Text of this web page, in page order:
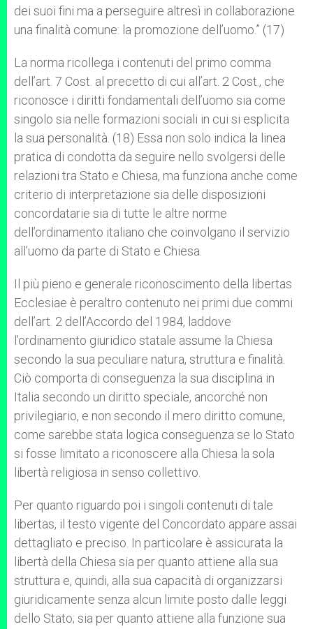
dei suoi fini ma a perseguire altresì in collaborazione
una finalità comune: la promozione dell’uomo.” (17)
La norma ricollega i contenuti del primo comma
dell’art. 7 Cost. al precetto di cui all’art. 2 Cost., che
riconosce i diritti fondamentali dell’uomo sia come
singolo sia nelle formazioni sociali in cui si esplicita
la sua personalità. (18) Essa non solo indica la linea
pratica di condotta da seguire nello svolgersi delle
relazioni tra Stato e Chiesa, ma funziona anche come
criterio di interpretazione sia delle disposizioni
concordatarie sia di tutte le altre norme
dell’ordinamento italiano che coinvolgano il servizio
all’uomo da parte di Stato e Chiesa.
Il più pieno e generale riconoscimento della libertas
Ecclesiae è peraltro contenuto nei primi due commi
dell’art. 2 dell’Accordo del 1984, laddove
l’ordinamento giuridico statale assume la Chiesa
secondo la sua peculiare natura, struttura e finalità.
Ciò comporta di conseguenza la sua disciplina in
Italia secondo un diritto speciale, ancorché non
privilegiario, e non secondo il mero diritto comune,
come sarebbe stata logica conseguenza se lo Stato
si fosse limitato a riconoscere alla Chiesa la sola
libertà religiosa in senso collettivo.
Per quanto riguardo poi i singoli contenuti di tale
libertas, il testo vigente del Concordato appare assai
dettagliato e preciso. In particolare è assicurata la
libertà della Chiesa sia per quanto attiene alla sua
struttura e, quindi, alla sua capacità di organizzarsi
giuridicamente senza alcun limite posto dalle leggi
dello Stato; sia per quanto attiene alla funzione sua